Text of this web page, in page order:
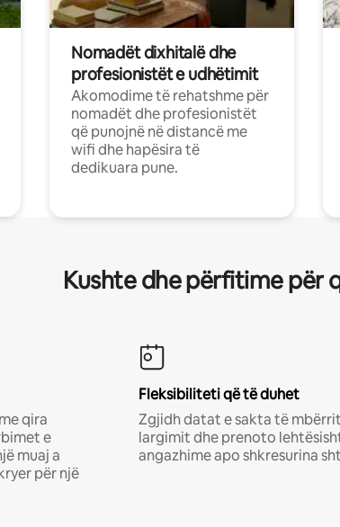
Nomadët dixhitalë dhe
profesionistët e udhëtimit
Akomodime të rehatshme për
nomadët dhe profesionistët
që punojnë në distancë me
wifi dhe hapësira të
dedikuara pune.
Kushte dhe përfitime për
qira
e
muaj a
për një
Fleksibiliteti që të duhet
Zgjidh datat e sakta të
largimit dhe prenoto
angazhime apo shkresurina